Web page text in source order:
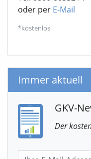
oder per E-Mail
*kostenlos
Immer aktuell
GKV-
Der